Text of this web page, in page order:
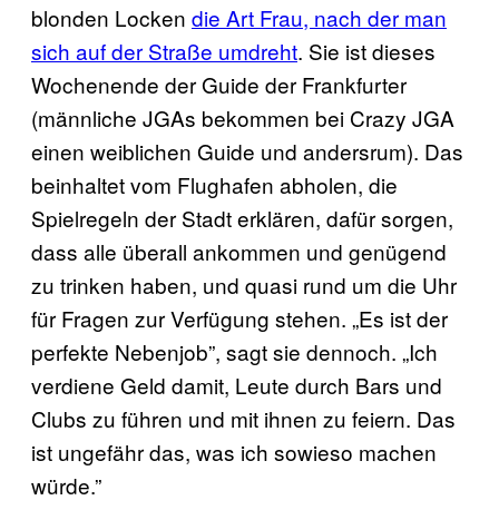
blonden Locken die Art Frau, nach der man
sich auf der Straße umdreht. Sie ist dieses
Wochenende der Guide der Frankfurter
(männliche JGAs bekommen bei Crazy JGA
einen weiblichen Guide und andersrum). Das
beinhaltet vom Flughafen abholen, die
Spielregeln der Stadt erklären, dafür sorgen,
dass alle überall ankommen und genügend
zu trinken haben, und quasi rund um die Uhr
für Fragen zur Verfügung stehen. „Es ist der
perfekte Nebenjob”, sagt sie dennoch. „Ich
verdiene Geld damit, Leute durch Bars und
Clubs zu führen und mit ihnen zu feiern. Das
ist ungefähr das, was ich sowieso machen
würde.”